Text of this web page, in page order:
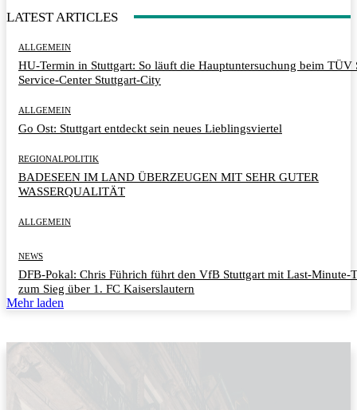
LATEST ARTICLES
ALLGEMEIN
HU-Termin in Stuttgart: So läuft die Hauptuntersuchung beim TÜV
Service-Center Stuttgart-City
ALLGEMEIN
Go Ost: Stuttgart entdeckt sein neues Lieblingsviertel
REGIONALPOLITIK
BADESEEN IM LAND ÜBERZEUGEN MIT SEHR GUTER
WASSERQUALITÄT
ALLGEMEIN
NEWS
DFB-Pokal: Chris Führich führt den VfB Stuttgart mit Last-Minute-
zum Sieg über 1. FC Kaiserslautern
Mehr laden